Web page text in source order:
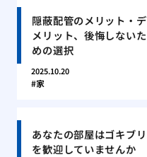
隠蔽配管のメリット・デ
メリット、後悔しないた
めの選択
2025.10.20
家
あなたの部屋はゴキブリ
を歓迎していませんか